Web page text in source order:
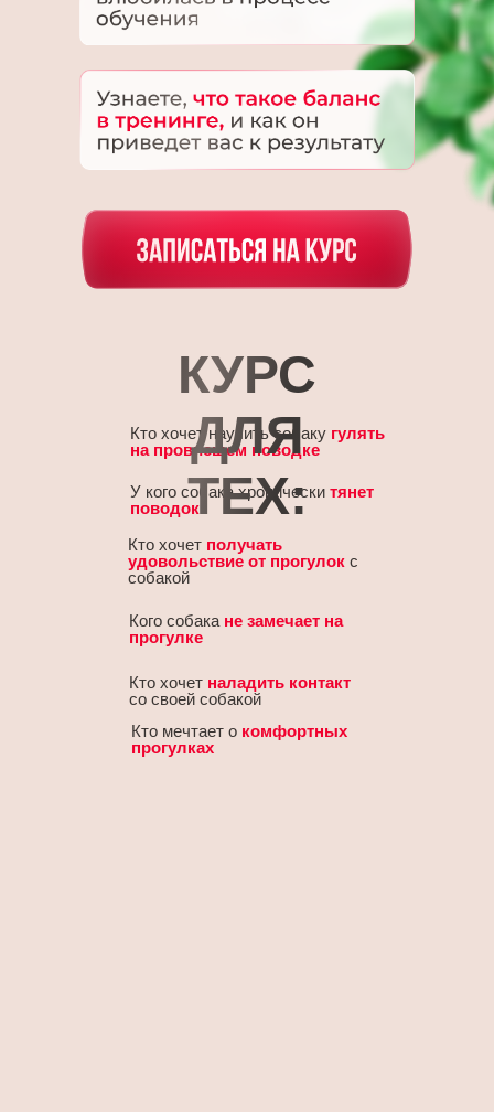
Кто хочет научить собаку гулять
на провисшем поводке
Кто хочет получать
удовольствие от прогулок с
собакой
Кто хочет наладить контакт
со своей собакой
У кого собака хронически тянет
поводок
Кого собака не замечает на
прогулке
Кто мечтает о комфортных
прогулках
КУРС
ДЛЯ
ТЕХ: